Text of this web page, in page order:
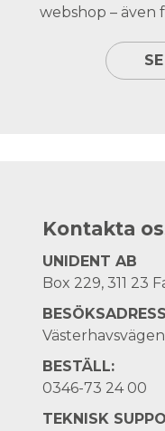
webshop – även
Kontakta
UNIDENT AB
Box 229, 311 23
BESÖKSADRESS
BESTÄLL:
0346-73 24 00
TEKNISK